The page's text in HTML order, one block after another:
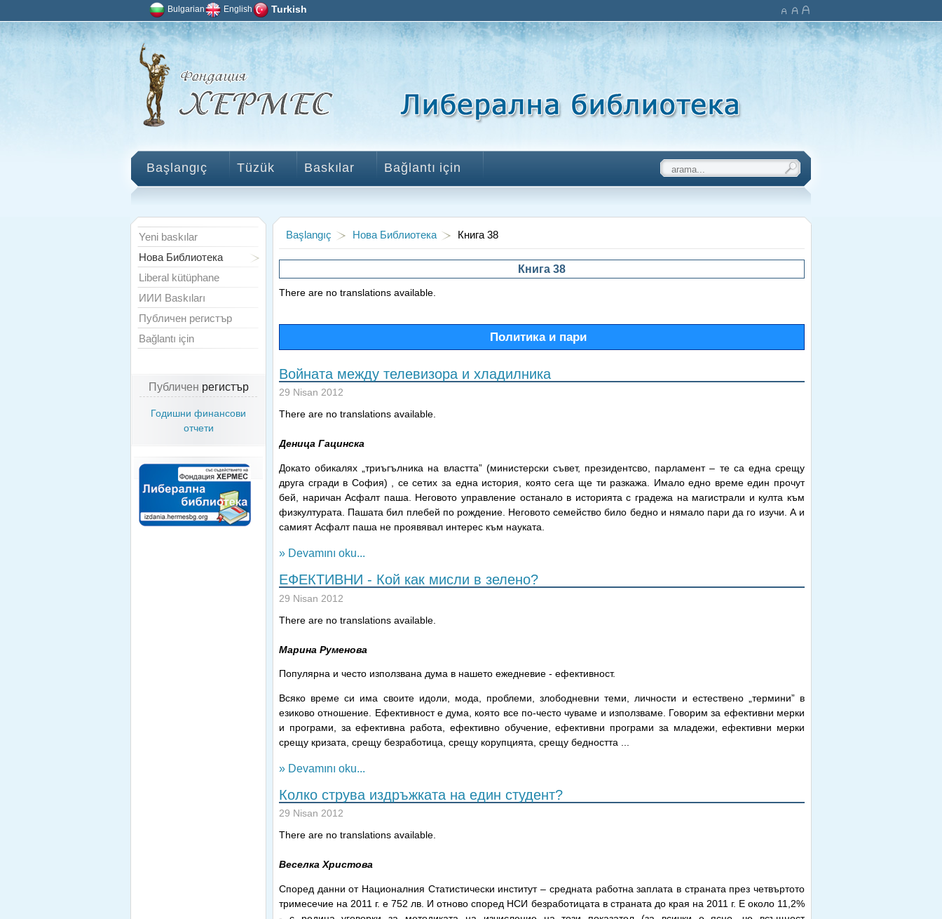
Bulgarian English Turkish
Başlangıç Tüzük Baskılar Bağlantı için
Başlangıç Нова Библиотека Книга 38
Книга 38
There are no translations available.
Политика и пари
Войната между телевизора и хладилника
29 Nisan 2012
There are no translations available.
Деница Гацинска
Докато обикалях „триъгълника на властта” (министерски съвет, президентсво, парламент – те са една срещу
друга сгради в София) , се сетих за една история, която сега ще ти разкажа. Имало едно време един прочут
бей, наричан Асфалт паша. Неговото управление останало в историята с градежа на магистрали и култа към
физкултурата. Пашата бил плебей по рождение. Неговото семейство било бедно и нямало пари да го изучи. А и
самият Асфалт паша не проявявал интерес към науката.
» Devamını oku...
ЕФЕКТИВНИ - Кой как мисли в зелено?
29 Nisan 2012
There are no translations available.
Марина Руменова
Популярна и често използвана дума в нашето ежедневие - ефективност.
Всяко време си има своите идоли, мода, проблеми, злободневни теми, личности и естествено „термини” в
езиково отношение. Ефективност е дума, която все по-често чуваме и използваме. Говорим за ефективни мерки
и програми, за ефективна работа, ефективно обучение, ефективни програми за младежи, ефективни мерки
срещу кризата, срещу безработица, срещу корупцията, срещу бедността ...
» Devamını oku...
Колко струва издръжката на един студент?
29 Nisan 2012
There are no translations available.
Веселка Христова
Според данни от Националния Статистически институт – средната работна заплата в страната през четвъртото
тримесечие на 2011 г. е 752 лв. И отново според НСИ безработицата в страната до края на 2011 г. Е около 11,2%
Yeni baskılar
Нова Библиотека
Liberal kütüphane
ИИИ Baskıları
Публичен регистър
Bağlantı için
Публичен регистър
Годишни финансови
отчети